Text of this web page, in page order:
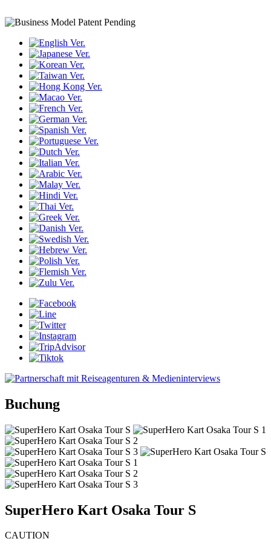
Buchung
SuperHero Kart Osaka Tour S
CAUTION